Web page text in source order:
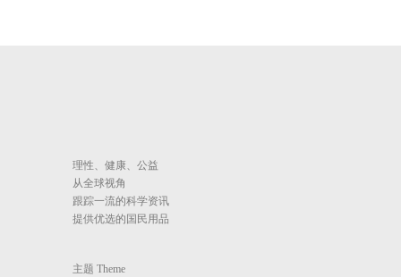
理性、健康、公益
从全球视角
跟踪一流的科学资讯
提供优选的国民用品
主题 Theme